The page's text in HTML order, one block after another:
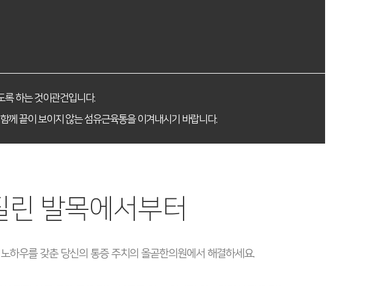
록 하는 것이관건입니다.
께 끝이 보이지 않는 섬유근육통을 이겨내시기 바랍니다.
린 발목에서부터
하우를 갖춘 당신의 통증 주치의 올곧한의원에서 해결하세요.